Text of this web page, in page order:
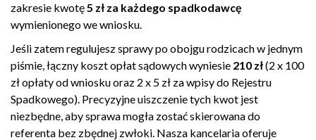
zakresie kwotę5 zł za każdego spadkodawcę
wymienionego we wniosku.
Jeśli zatem regulujesz sprawy po obojgu rodzicach w jednym
piśmie, łączny koszt opłat sądowych wyniesie 210 zł(2 x 100
zł opłaty od wniosku oraz 2 x 5 zł za wpisy do Rejestru
Spadkowego). Precyzyjne uiszczenie tych kwot jest
niezbędne, aby sprawa mogła zostać skierowana do
referenta bez zbędnej zwłoki. Nasza kancelaria oferuje